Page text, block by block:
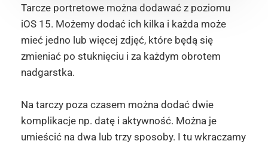
Tarcze portretowe można dodawać z poziomu
iOS 15. Możemy dodać ich kilka i każda może
mieć jedno lub więcej zdjęć, które będą się
zmieniać po stuknięciu i za każdym obrotem
nadgarstka.
Na tarczy poza czasem można dodać dwie
komplikacje np. datę i aktywność. Można je
umieścić na dwa lub trzy sposoby. I tu wkraczamy